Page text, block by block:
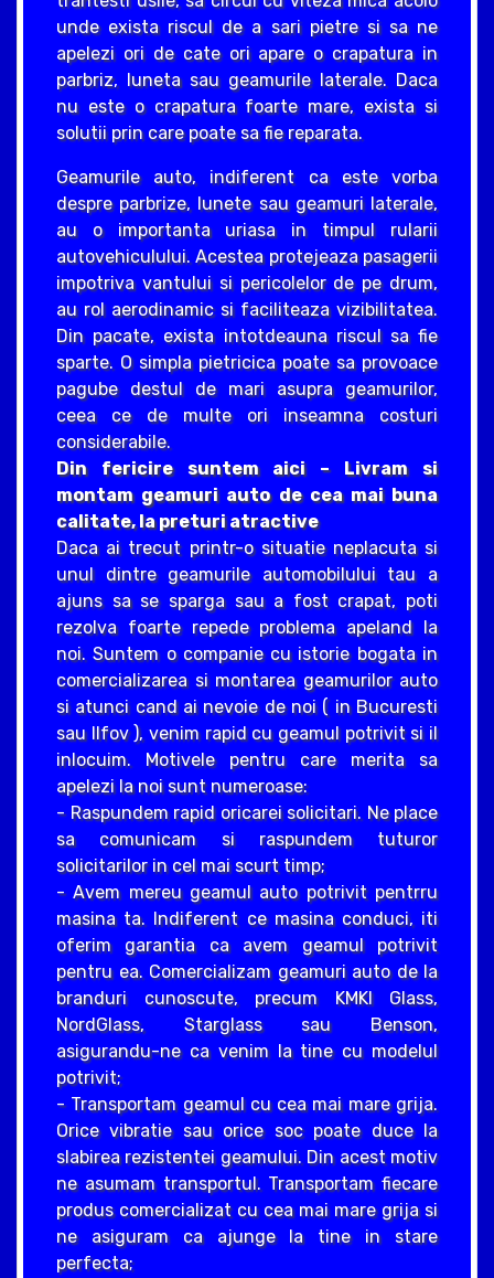
unde exista riscul de a sari pietre si sa ne
apelezi ori de cate ori apare o crapatura in
parbriz, luneta sau geamurile laterale. Daca
nu este o crapatura foarte mare, exista si
solutii prin care poate sa fie reparata.
Geamurile auto, indiferent ca este vorba
despre parbrize, lunete sau geamuri laterale,
au o importanta uriasa in timpul rularii
autovehiculului. Acestea protejeaza pasagerii
impotriva vantului si pericolelor de pe drum,
au rol aerodinamic si faciliteaza vizibilitatea.
Din pacate, exista intotdeauna riscul sa fie
sparte. O simpla pietricica poate sa provoace
pagube destul de mari asupra geamurilor,
ceea ce de multe ori inseamna costuri
considerabile.
Din fericire suntem aici – Livram si
montam geamuri auto de cea mai buna
calitate, la preturi atractive
Daca ai trecut printr-o situatie neplacuta si
unul dintre geamurile automobilului tau a
ajuns sa se sparga sau a fost crapat, poti
rezolva foarte repede problema apeland la
noi. Suntem o companie cu istorie bogata in
comercializarea si montarea geamurilor auto
si atunci cand ai nevoie de noi ( in Bucuresti
sau Ilfov ), venim rapid cu geamul potrivit si il
inlocuim. Motivele pentru care merita sa
apelezi la noi sunt numeroase:
- Raspundem rapid oricarei solicitari. Ne place
sa comunicam si raspundem tuturor
solicitarilor in cel mai scurt timp;
- Avem mereu geamul auto potrivit pentrru
masina ta. Indiferent ce masina conduci, iti
oferim garantia ca avem geamul potrivit
pentru ea. Comercializam geamuri auto de la
branduri cunoscute, precum KMKI Glass,
NordGlass, Starglass sau Benson,
asigurandu-ne ca venim la tine cu modelul
potrivit;
- Transportam geamul cu cea mai mare grija.
Orice vibratie sau orice soc poate duce la
slabirea rezistentei geamului. Din acest motiv
ne asumam transportul. Transportam fiecare
produs comercializat cu cea mai mare grija si
ne asiguram ca ajunge la tine in stare
perfecta;